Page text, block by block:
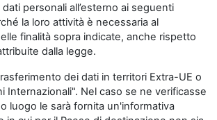
personali all’esterno ai seguenti
la loro attività è necessaria al
finalità sopra indicate, anche rispetto
dalla legge.
dei dati in territori Extra-UE o
Internazionali". Nel caso se ne verificasse
luogo le sarà fornita un'informativa